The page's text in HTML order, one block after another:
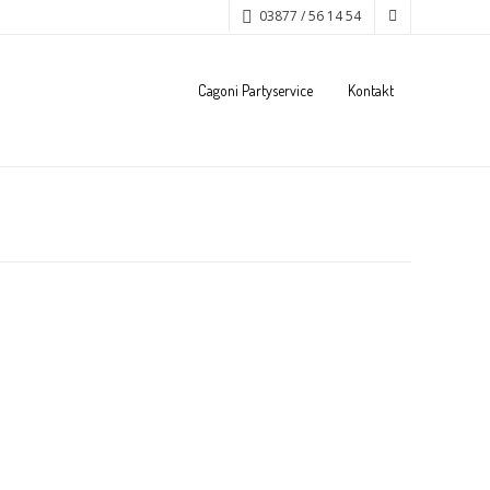
03877 / 56 14 54
Cagoni Partyservice Kontakt